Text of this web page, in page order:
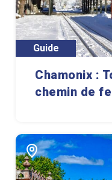
Guide
Chamonix :
chemin de